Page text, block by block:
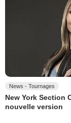
News - Tournages
New York Section
nouvelle version